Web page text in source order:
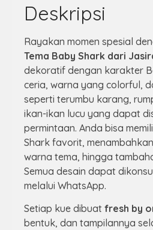
Deskripsi
Rayakan momen spesial
Tema Baby Shark dari
dekoratif dengan karakter
ceria, warna yang colorful,
seperti terumbu karang,
ikan-ikan lucu yang dapat
permintaan. Anda bisa
Shark favorit,
warna tema, hingga
Semua desain dapat
melalui WhatsApp.
Setiap kue dibuat fresh by
bentuk, dan tampilannya